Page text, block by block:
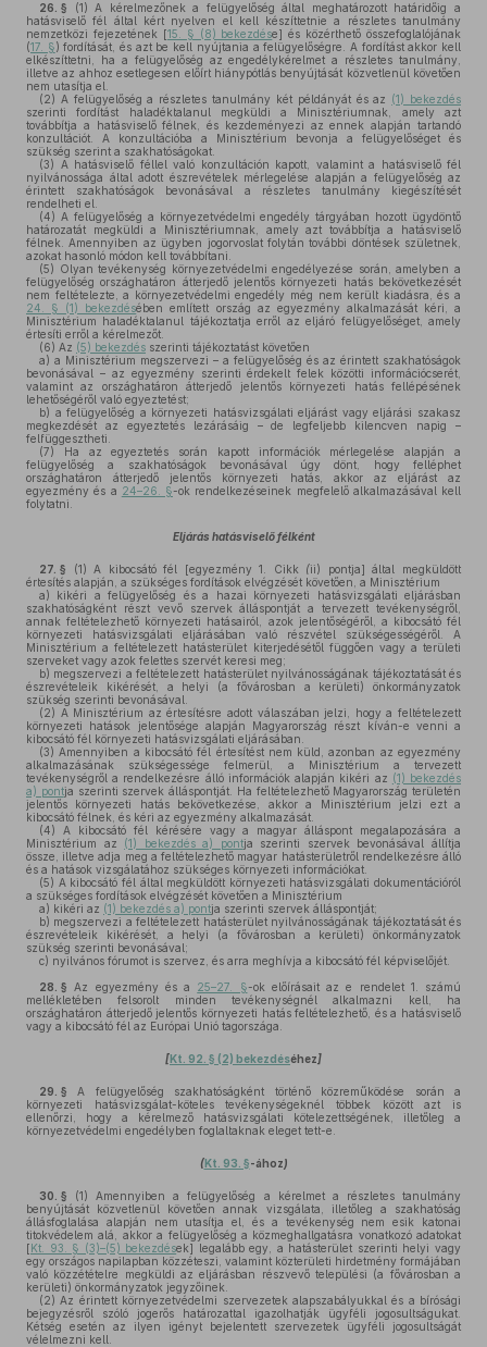
26. § (1) A kérelmezőnek a felügyelőség által meghatározott határidőig a
hatásviselő fél által kért nyelven el kell készíttetnie a részletes tanulmány
nemzetközi fejezetének [15. § (8) bekezdése] és közérthető összefoglalójának
(17. §) fordítását, és azt be kell nyújtania a felügyelőségre. A fordítást akkor kell
elkészíttetni, ha a felügyelőség az engedélykérelmet a részletes tanulmány,
illetve az ahhoz esetlegesen előírt hiánypótlás benyújtását közvetlenül követően
nem utasítja el.
(2) A felügyelőség a részletes tanulmány két példányát és az (1) bekezdés
szerinti fordítást haladéktalanul megküldi a Minisztériumnak, amely azt
továbbítja a hatásviselő félnek, és kezdeményezi az ennek alapján tartandó
konzultációt. A konzultációba a Minisztérium bevonja a felügyelőséget és
szükség szerint a szakhatóságokat.
(3) A hatásviselő féllel való konzultáción kapott, valamint a hatásviselő fél
nyilvánossága által adott észrevételek mérlegelése alapján a felügyelőség az
érintett szakhatóságok bevonásával a részletes tanulmány kiegészítését
rendelheti el.
(4) A felügyelőség a környezetvédelmi engedély tárgyában hozott ügydöntő
határozatát megküldi a Minisztériumnak, amely azt továbbítja a hatásviselő
félnek. Amennyiben az ügyben jogorvoslat folytán további döntések születnek,
azokat hasonló módon kell továbbítani.
(5) Olyan tevékenység környezetvédelmi engedélyezése során, amelyben a
felügyelőség országhatáron átterjedő jelentős környezeti hatás bekövetkezését
nem feltételezte, a környezetvédelmi engedély még nem került kiadásra, és a
24. § (1) bekezdésében említett ország az egyezmény alkalmazását kéri, a
Minisztérium haladéktalanul tájékoztatja erről az eljáró felügyelőséget, amely
értesíti erről a kérelmezőt.
(6) Az (5) bekezdés szerinti tájékoztatást követően
a) a Minisztérium megszervezi – a felügyelőség és az érintett szakhatóságok
bevonásával – az egyezmény szerinti érdekelt felek közötti információcserét,
valamint az országhatáron átterjedő jelentős környezeti hatás fellépésének
lehetőségéről való egyeztetést;
b) a felügyelőség a környezeti hatásvizsgálati eljárást vagy eljárási szakasz
megkezdését az egyeztetés lezárásáig – de legfeljebb kilencven napig –
felfüggesztheti.
(7) Ha az egyeztetés során kapott információk mérlegelése alapján a
felügyelőség a szakhatóságok bevonásával úgy dönt, hogy felléphet
országhatáron átterjedő jelentős környezeti hatás, akkor az eljárást az
egyezmény és a 24–26. §-ok rendelkezéseinek megfelelő alkalmazásával kell
folytatni.
Eljárás hatásviselő félként
27. § (1) A kibocsátó fél [egyezmény 1. Cikk (ii) pontja] által megküldött
értesítés alapján, a szükséges fordítások elvégzését követően, a Minisztérium
a) kikéri a felügyelőség és a hazai környezeti hatásvizsgálati eljárásban
szakhatóságként részt vevő szervek álláspontját a tervezett tevékenységről,
annak feltételezhető környezeti hatásairól, azok jelentőségéről, a kibocsátó fél
környezeti hatásvizsgálati eljárásában való részvétel szükségességéről. A
Minisztérium a feltételezett hatásterület kiterjedésétől függően vagy a területi
szerveket vagy azok felettes szervét keresi meg;
b) megszervezi a feltételezett hatásterület nyilvánosságának tájékoztatását és
észrevételeik kikérését, a helyi (a fővárosban a kerületi) önkormányzatok
szükség szerinti bevonásával.
(2) A Minisztérium az értesítésre adott válaszában jelzi, hogy a feltételezett
környezeti hatások jelentősége alapján Magyarország részt kíván-e venni a
kibocsátó fél környezeti hatásvizsgálati eljárásában.
(3) Amennyiben a kibocsátó fél értesítést nem küld, azonban az egyezmény
alkalmazásának szükségessége felmerül, a Minisztérium a tervezett
tevékenységről a rendelkezésre álló információk alapján kikéri az (1) bekezdés
a) pontja szerinti szervek álláspontját. Ha feltételezhető Magyarország területén
jelentős környezeti hatás bekövetkezése, akkor a Minisztérium jelzi ezt a
kibocsátó félnek, és kéri az egyezmény alkalmazását.
(4) A kibocsátó fél kérésére vagy a magyar álláspont megalapozására a
Minisztérium az (1) bekezdés a) pontja szerinti szervek bevonásával állítja
össze, illetve adja meg a feltételezhető magyar hatásterületről rendelkezésre álló
és a hatások vizsgálatához szükséges környezeti információkat.
(5) A kibocsátó fél által megküldött környezeti hatásvizsgálati dokumentációról
a szükséges fordítások elvégzését követően a Minisztérium
a) kikéri az (1) bekezdés a) pontja szerinti szervek álláspontját;
b) megszervezi a feltételezett hatásterület nyilvánosságának tájékoztatását és
észrevételeik kikérését, a helyi (a fővárosban a kerületi) önkormányzatok
szükség szerinti bevonásával;
c) nyilvános fórumot is szervez, és arra meghívja a kibocsátó fél képviselőjét.
28. § Az egyezmény és a 25–27. §-ok előírásait az e rendelet 1. számú
mellékletében felsorolt minden tevékenységnél alkalmazni kell, ha
országhatáron átterjedő jelentős környezeti hatás feltételezhető, és a hatásviselő
vagy a kibocsátó fél az Európai Unió tagországa.
[Kt. 92. § (2) bekezdéséhez]
29. § A felügyelőség szakhatóságként történő közreműködése során a
környezeti hatásvizsgálat-köteles tevékenységeknél többek között azt is
ellenőrzi, hogy a kérelmező hatásvizsgálati kötelezettségének, illetőleg a
környezetvédelmi engedélyben foglaltaknak eleget tett-e.
(Kt. 93. §-ához)
30. § (1) Amennyiben a felügyelőség a kérelmet a részletes tanulmány
benyújtását közvetlenül követően annak vizsgálata, illetőleg a szakhatóság
állásfoglalása alapján nem utasítja el, és a tevékenység nem esik katonai
titokvédelem alá, akkor a felügyelőség a közmeghallgatásra vonatkozó adatokat
[Kt. 93. § (3)–(5) bekezdések] legalább egy, a hatásterület szerinti helyi vagy
egy országos napilapban közzéteszi, valamint közterületi hirdetmény formájában
való közzétételre megküldi az eljárásban részvevő települési (a fővárosban a
kerületi) önkormányzatok jegyzőinek.
(2) Az érintett környezetvédelmi szervezetek alapszabályukkal és a bírósági
bejegyzésről szóló jogerős határozattal igazolhatják ügyféli jogosultságukat.
Kétség esetén az ilyen igényt bejelentett szervezetek ügyféli jogosultságát
vélelmezni kell.